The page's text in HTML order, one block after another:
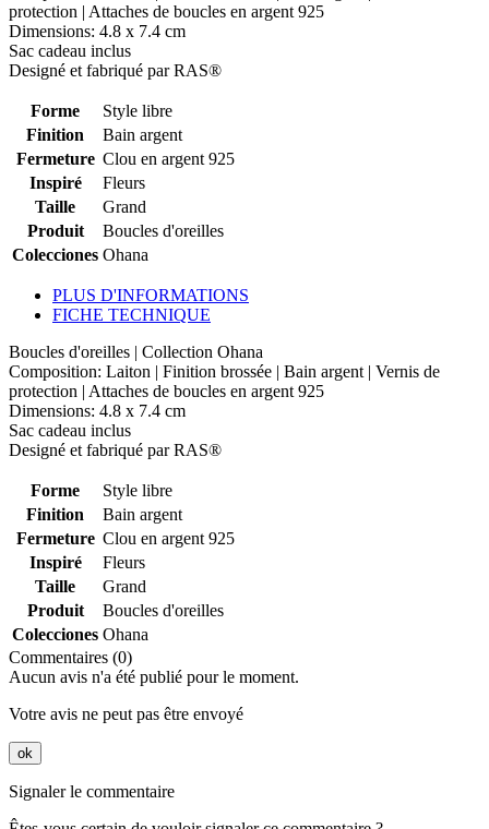
protection | Attaches de boucles en argent 925
Dimensions: 4.8 x 7.4 cm
Sac cadeau inclus
Designé et fabriqué par RAS®
Forme
Style libre
Finition
Bain argent
Fermeture Clou en argent 925
Inspiré
Fleurs
Taille
Grand
Produit
Boucles d'oreilles
Colecciones Ohana
PLUS D'INFORMATIONS
FICHE TECHNIQUE
Boucles d'oreilles | Collection Ohana
Composition: Laiton | Finition brossée | Bain argent | Vernis de
protection | Attaches de boucles en argent 925
Dimensions: 4.8 x 7.4 cm
Sac cadeau inclus
Designé et fabriqué par RAS®
Forme
Style libre
Finition
Bain argent
Fermeture Clou en argent 925
Inspiré
Fleurs
Taille
Grand
Produit
Boucles d'oreilles
Colecciones Ohana
Commentaires (0)
Aucun avis n'a été publié pour le moment.
Votre avis ne peut pas être envoyé
ok
Signaler le commentaire